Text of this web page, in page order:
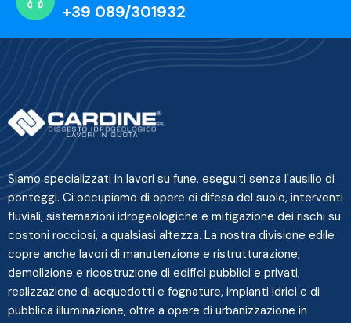
+39 089/301932
Siamo specializzati in lavori su fune, eseguiti senza l'ausilio di
ponteggi. Ci occupiamo di opere di difesa del suolo, interventi
fluviali, sistemazioni idrogeologiche e mitigazione dei rischi su
costoni rocciosi, a qualsiasi altezza. La nostra divisione edile
copre anche lavori di manutenzione e ristrutturazione,
demolizione e ricostruzione di edifici pubblici e privati,
realizzazione di acquedotti e fognature, impianti idrici e di
pubblica illuminazione, oltre a opere di urbanizzazione in